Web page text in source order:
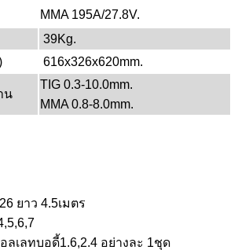
MMA 195A/27.8V.
39Kg.
616x326x620mm.
น
TIG 0.3-10.0mm.
MMA 0.8-8.0mm.
ยาว 4.5เมตร
ลเลทบอดี้1.6,2.4 อย่างละ 1ชุด